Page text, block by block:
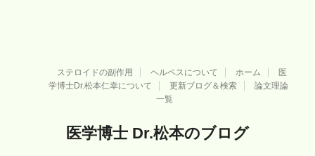
ステロイドの副作用 ヘルペスについて ホーム
医
学博士Dr.松本仁幸について
更新ブログ＆検索
論文理論
一覧
医学博士 Dr.松本のブログ